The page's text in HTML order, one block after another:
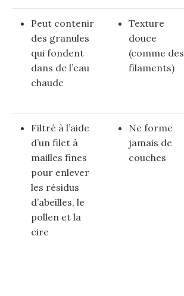
Peut contenir
des granules
qui fondent
dans de l’eau
chaude
Texture
douce
(comme des
filaments)
Filtré à l’aide
d’un filet à
mailles fines
pour enlever
les résidus
d’abeilles, le
pollen et la
cire
Ne forme
jamais de
couches